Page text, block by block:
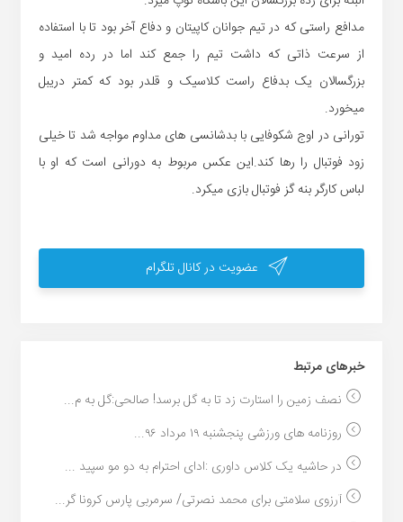
مدافع راستی که در تیم جوانان کاپیتان و دفاع آخر بود تا با استفاده
از سرعت ذاتی که داشت تیم را جمع کند اما در رده امید و
بزرگسالان یک بدفاع راست کلاسیک و قلدر بود که کمتر دریبل
میخورد.
تورانی در اوج شکوفایی با بدشانسی های مداوم مواجه شد تا خیلی
زود فوتبال را رها کند.این عکس مربوط به دورانی است که او با
لباس کارگر بنه گز فوتبال بازی میکرد.
عضویت در کانال تلگرام
خبر‌های مرتبط
نصف زمین را استارت زد تا به گل برسد! صالحی:گل به م...
روزنامه های ورزشی پنجشنبه ۱۹ مرداد ۹۶...
در حاشیه یک کلاس داوری :ادای احترام به دو مو سپید ...
آرزوی سلامتی برای محمد نصرتی/ سرمربی پارس کرونا گر...